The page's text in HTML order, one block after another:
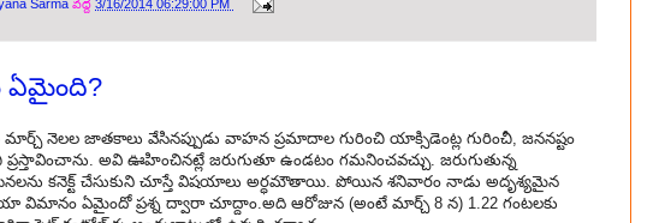
Sarma వద్ద 3/16/2014 06:29:00 PM
మార్చ్ నెలల జాతకాలు వేసినప్పుడు వాహన ప్రమాదాల గురించి యాక్సిడెంట్ల గురించీ, జననష్టం
ప్రస్తావించాను. అవి ఊహించినట్లే జరుగుతూ ఉండటం గమనించవచ్చు. జరుగుతున్న
కనెక్ట్ చేసుకుని చూస్తే విషయాలు అర్ధమౌతాయి. పోయిన శనివారం నాడు అదృశ్యమైన
విమానం ఏమైందో ప్రశ్న ద్వారా చూద్దాం.అది ఆరోజున (అంటే మార్చ్ 8 న) 1.22 గంటలకు